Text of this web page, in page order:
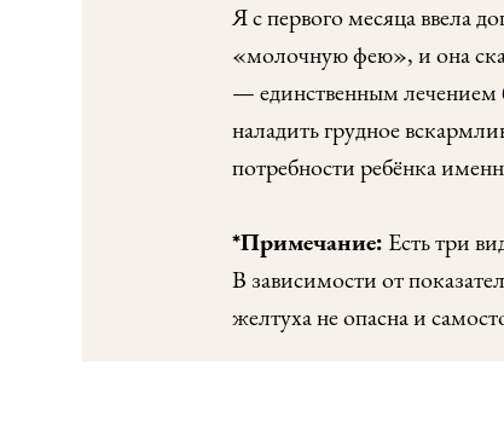
Я с первого месяца ввела
«молочную фею», и она
— единственным лечением
наладить грудное
потребности ребёнка
*Примечание: Есть три
В зависимости от
желтуха не опасна и